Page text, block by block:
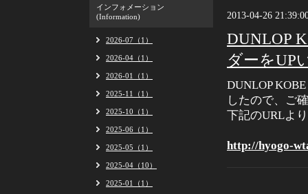
2013-04-26
DUNLOP
ダーをUP
DUNLOP
したので、ご
下記のURLよ
http://hyogo-
インフォメーション
(Information)
2026-07（1）
2026-04（1）
2026-01（1）
2025-11（1）
2025-10（1）
2025-06（1）
2025-05（1）
2025-04（10）
2025-01（1）